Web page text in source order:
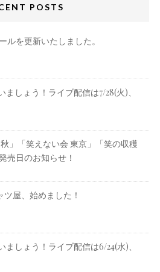
POSTS
ルを更新いたしました。
ましょう！ライブ配信は7/28(火)、
秋」「笑えない会 東京」「笑の収穫
売日のお知らせ！
屋、始めました！
ましょう！ライブ配信は6/24(水)、